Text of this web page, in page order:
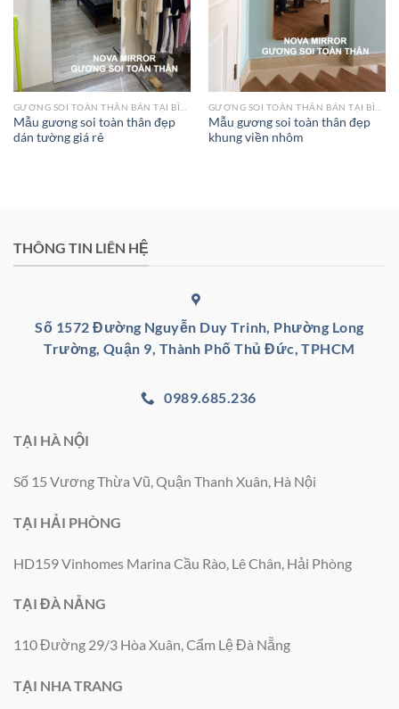
Mẫu gương soi toàn thân đẹp
dán tường giá rẻ
Mẫu gương soi toàn thân đẹp
khung viền nhôm
THÔNG TIN LIÊN HỆ
Số 1572 Đường Nguyễn Duy Trinh, Phường Long
Trường, Quận 9, Thành Phố Thủ Đức, TPHCM
0989.685.236
TẠI HÀ NỘI
Số 15 Vương Thừa Vũ, Quận Thanh Xuân, Hà Nội
TẠI HẢI PHÒNG
HD159 Vinhomes Marina Cầu Rào, Lê Chân, Hải Phòng
TẠI ĐÀ NẴNG
110 Đường 29/3 Hòa Xuân, Cẩm Lệ Đà Nẵng
TẠI NHA TRANG